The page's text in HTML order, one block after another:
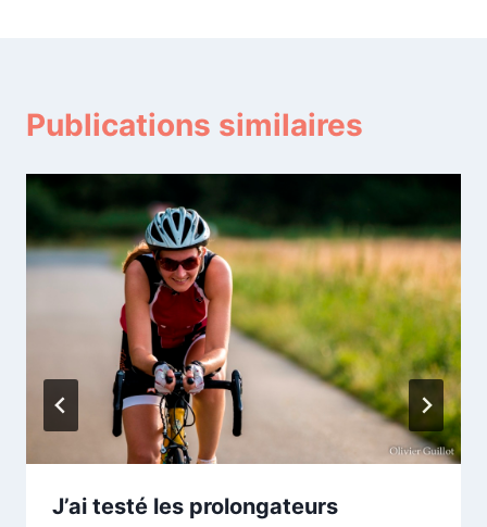
Publications similaires
J’ai testé les prolongateurs